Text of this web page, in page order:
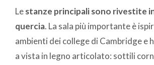
Lestanze principali sono rivestite
quercia. La sala più importante è
ambienti dei college di Cambridge e
a vista in legno articolato: sottili